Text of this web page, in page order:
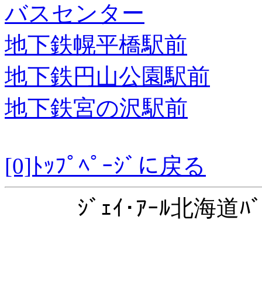
バスセンター
地下鉄幌平橋駅前
地下鉄円山公園駅前
地下鉄宮の沢駅前
[0]ﾄｯﾌﾟﾍﾟｰｼﾞに戻る
ｼﾞｪｲ･ｱｰﾙ北海道